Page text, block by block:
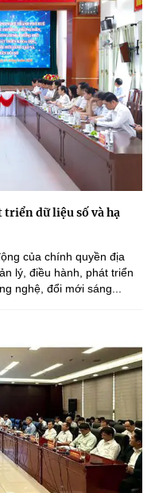
triển dữ liệu số và hạ
của chính quyền địa
lý, điều hành, phát triển
nghệ, đổi mới sáng...